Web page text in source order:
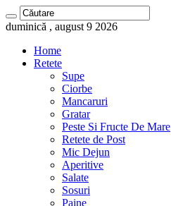
duminică , august 9 2026
Home
Retete
Supe
Ciorbe
Mancaruri
Gratar
Peste Si Fructe De Mare
Retete de Post
Mic Dejun
Aperitive
Salate
Sosuri
Paine